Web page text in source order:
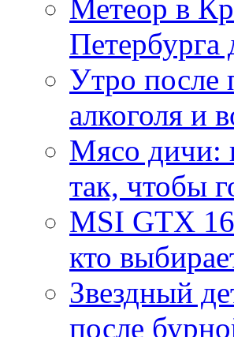
Метеор в
Петербурга
Утро после
алкоголя и
Мясо дичи:
так, чтобы
MSI GTX
кто
Звездный
после